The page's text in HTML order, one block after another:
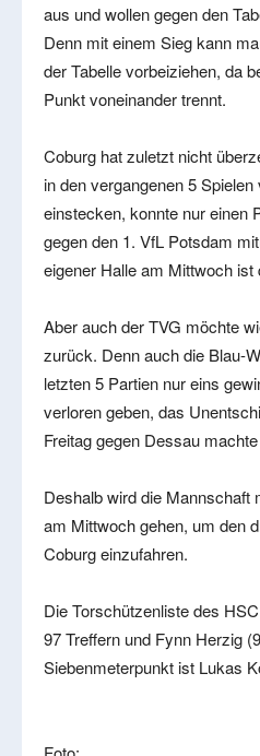
aus und wollen gegen den
Denn mit einem Sieg kann
der Tabelle vorbeiziehen, da
Punkt voneinander trennt.
Coburg hat zuletzt nicht
in den vergangenen 5
einstecken, konnte nur einen
gegen den 1. VfL Potsdam
eigener Halle am Mittwoch ist
Aber auch der TVG möchte
zurück. Denn auch die Blau-
letzten 5 Partien nur eins
verloren geben, das
Freitag gegen Dessau
Deshalb wird die Mannschaft
am Mittwoch gehen, um den
Coburg einzufahren.
Die Torschützenliste des
97 Treffern und Fynn Herzig
Siebenmeterpunkt ist Lukas